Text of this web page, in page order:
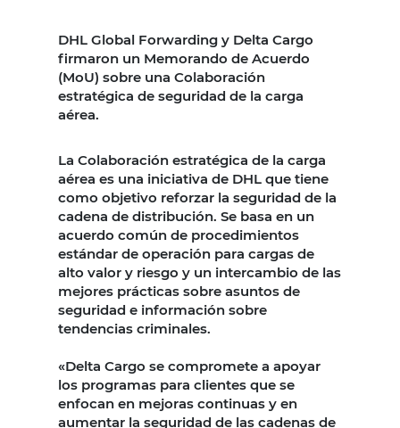
DHL Global Forwarding y Delta Cargo
firmaron un Memorando de Acuerdo
(MoU) sobre una Colaboración
estratégica de seguridad de la carga
aérea.
La Colaboración estratégica de la carga
aérea es una iniciativa de DHL que tiene
como objetivo reforzar la seguridad de la
cadena de distribución. Se basa en un
acuerdo común de procedimientos
estándar de operación para cargas de
alto valor y riesgo y un intercambio de las
mejores prácticas sobre asuntos de
seguridad e información sobre
tendencias criminales.
«Delta Cargo se compromete a apoyar
los programas para clientes que se
enfocan en mejoras continuas y en
aumentar la seguridad de las cadenas de